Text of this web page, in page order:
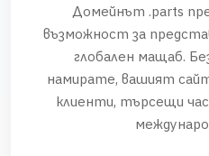
Домейнът .parts
възможност за
глобален мащаб.
намирате, вашият
клиенти, търсещи